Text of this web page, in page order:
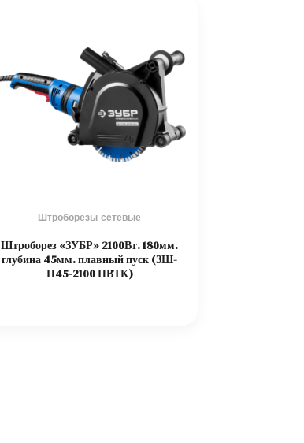
Штроборезы сетевые
Штроборез «ЗУБР» 2100Вт. 180мм.
глубина 45мм. плавный пуск (ЗШ-
П45-2100 ПВТК)